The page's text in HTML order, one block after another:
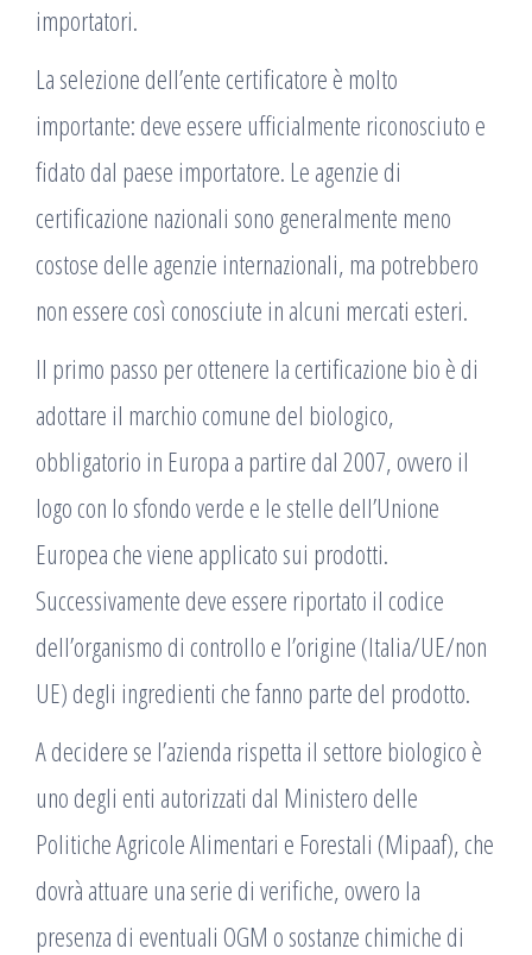
importatori.
La selezione dell’ente certificatore è molto
importante: deve essere ufficialmente riconosciuto e
fidato dal paese importatore. Le agenzie di
certificazione nazionali sono generalmente meno
costose delle agenzie internazionali, ma potrebbero
non essere così conosciute in alcuni mercati esteri.
Il primo passo per ottenere la certificazione bio è di
adottare il marchio comune del biologico,
obbligatorio in Europa a partire dal 2007, ovvero il
logo con lo sfondo verde e le stelle dell’Unione
Europea che viene applicato sui prodotti.
Successivamente deve essere riportato il codice
dell’organismo di controllo e l’origine (Italia/UE/non
UE) degli ingredienti che fanno parte del prodotto.
A decidere se l’azienda rispetta il settore biologico è
uno degli enti autorizzati dal Ministero delle
Politiche Agricole Alimentari e Forestali (Mipaaf), che
dovrà attuare una serie di verifiche, ovvero la
presenza di eventuali OGM o sostanze chimiche di